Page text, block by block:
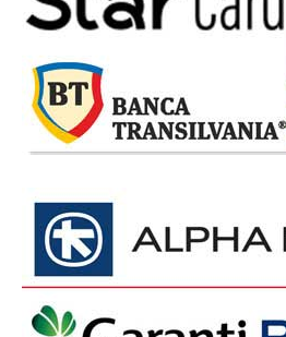
Coltar Extensibil
3 + 2 locuri Perissa
Coltar Mare Modern si extensibil Perissa
al luxului cu noul colțar extensibil Perissa.